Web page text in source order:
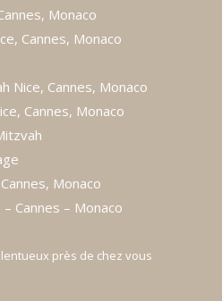
Monaco
Cannes, Monaco
Nice, Cannes, Monaco
Cannes, Monaco
Monaco
Cannes – Monaco
près de chez vous